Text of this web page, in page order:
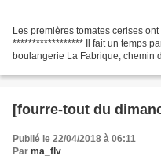
Les premières tomates cerises
****************** Il fait un temps
boulangerie La Fabrique, chemin
[fourre-tout du
Publié le 22/04/2018 à 06:11
Par ma_flv